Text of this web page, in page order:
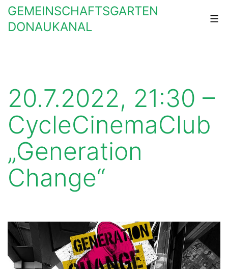
Zum
Inhalt
GEMEINSCHAFTSGARTEN
DONAUKANAL
20.7.2022, 21:30 –
CycleCinemaClub
„Generation
Change“